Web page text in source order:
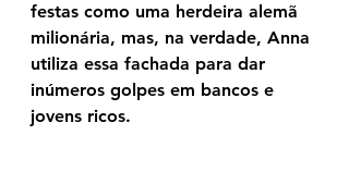
festas como uma herdeira alemã
milionária, mas, na verdade, Anna
utiliza essa fachada para dar
inúmeros golpes em bancos e
jovens ricos.